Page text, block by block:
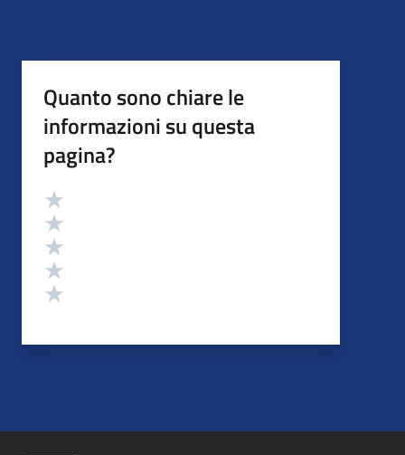
Quanto sono chiare le
informazioni su questa
pagina?
Valutazione